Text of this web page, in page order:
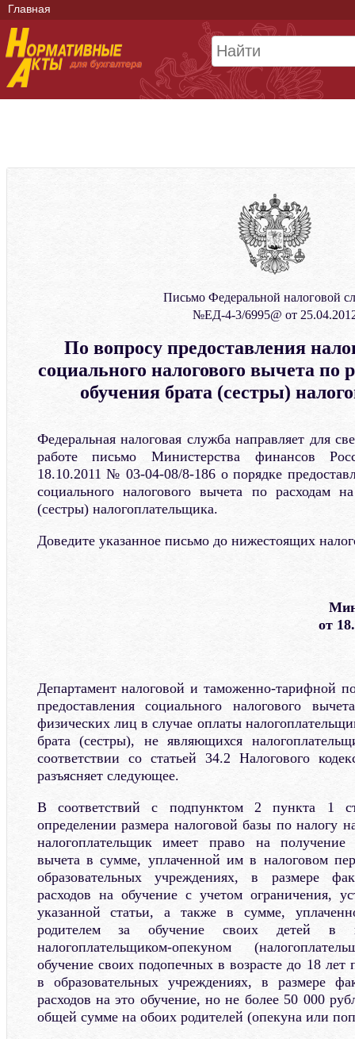
Главная
Письмо Федеральной налоговой
№ЕД-4-3/6995@ от
По вопросу предоставления
социального налогового вычета по
обучения брата (сестры)
Федеральная налоговая служба направляет для
работе письмо Министерства финансов
18.10.2011 № 03-04-08/8-186 о порядке
социального налогового вычета по расходам
(сестры) налогоплательщика.
Доведите указанное письмо до нижестоящих
от
Департамент налоговой и таможенно-тарифной
предоставления социального налогового
физических лиц в случае оплаты
брата (сестры), не являющихся
соответствии со статьей 34.2 Налогового
разъясняет следующее.
В соответствий с подпунктом 2 пункта 1
определении размера налоговой базы по налогу
налогоплательщик имеет право на получение
вычета в сумме, уплаченной им в налоговом
образовательных учреждениях, в размере
расходов на обучение с учетом ограничения,
указанной статьи, а также в сумме,
родителем за обучение своих детей в
налогоплательщиком-опекуном
обучение своих подопечных в возрасте до 18
в образовательных учреждениях, в размере
расходов на это обучение, но не более 50 000
общей сумме на обоих родителей (опекуна или